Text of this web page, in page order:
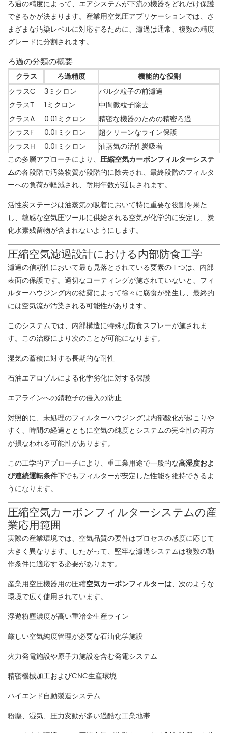
ろ過の精度によって、エアシステムが下流の機器をどれだけ保護
できるかが決まります。産業用空気圧アプリケーションでは、さ
まざまな汚染レベルに対応するために、濾過は通常、複数の精度
グレードに分割されます。
ろ過の分類の概要
クラス ろ過精度
機能的な役割
クラスC
3ミクロン
バルク粒子の前濾過
クラスT
1ミクロン
中間微粒子除去
クラスA
0.01ミクロン
精密な機器のための精密ろ過
クラスF
0.01ミクロン
超クリーンなライン保護
クラスH
0.01ミクロン
油蒸気の活性炭吸着
この多層アプローチにより、 圧縮空気カーボンフィルターシステ
ムの各段階で汚染物質が段階的に除去され、最終段階のフィルタ
ーへの負荷が軽減され、耐用年数が延長されます。
活性炭ステージは油蒸気の吸着において特に重要な役割を果た
し、敏感な空気圧ツールに供給される空気が化学的に安定し、炭
化水素残留物が含まれないようにします。
圧縮空気濾過設計における内部防食工学
濾過の信頼性において最も見落とされている要素の 1 つは、内部
表面の保護です。適切なコーティングが施されていないと、フィ
ルターハウジング内の結露によって徐々に腐食が発生し、最終的
には空気流が汚染される可能性があります。
このシステムでは、内部構造に特殊な防食スプレーが施されま
す。この治療により次のことが可能になります。
湿気の蓄積に対する長期的な耐性
石油エアロゾルによる化学劣化に対する保護
エアラインへの錆粒子の侵入の防止
対照的に、未処理のフィルターハウジングは内部酸化が起こりや
すく、時間の経過とともに空気の純度とシステムの完全性の両方
が損なわれる可能性があります。
この工学的アプローチにより、重工業用途で一般的な高湿度およ
び連続運転条件下でもフィルターが安定した性能を維持できるよ
うになります。
圧縮空気カーボンフィルターシステムの産
業応用範囲
実際の産業環境では、空気品質の要件はプロセスの感度に応じて
大きく異なります。したがって、堅牢な濾過システムは複数の動
作条件に適応する必要があります。
産業用空圧機器用の圧縮空気カーボンフィルターは、次のような
環境で広く使用されています。
浮遊粉塵濃度が高い重冶金生産ライン
厳しい空気純度管理が必要な石油化学施設
火力発電施設や原子力施設を含む発電システム
精密機械加工およびCNC生産環境
ハイエンド自動製造システム
粉塵、湿気、圧力変動が多い過酷な工業地帯